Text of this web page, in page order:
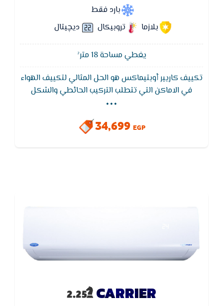
بارد فقط
بلازما
تروبيكال ديچيتال
يغطي مساحة 18 متر²
تكييف كاريير أوبتيماكس هو الحل المثالي لتكييف الهواء
في الاماكن التي تتطلب التركيب الحائطي والشكل
الجمالى ويتميز تكييف كاريير بافضل توزيع للهواء واقل
استهلاك للكهرباء ويتميز بضمان 5 سنين
...
34,699 EGP
CARRIER